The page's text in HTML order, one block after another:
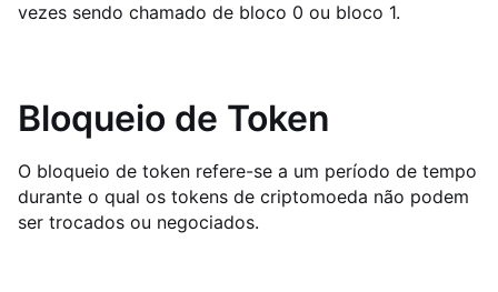
vezes sendo chamado de bloco 0 ou bloco 1.
Bloqueio de Token
O bloqueio de token refere-se a um período de tempo
durante o qual os tokens de criptomoeda não podem
ser trocados ou negociados.